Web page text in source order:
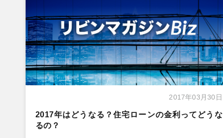
2017年03月30日
2017年はどうなる？住宅ローンの金利ってどうな
るの？